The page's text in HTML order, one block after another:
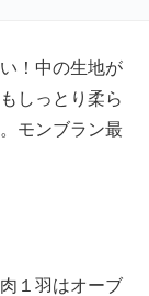
！中の生地が
しっとり柔ら
モンブラン最
１羽はオーブ